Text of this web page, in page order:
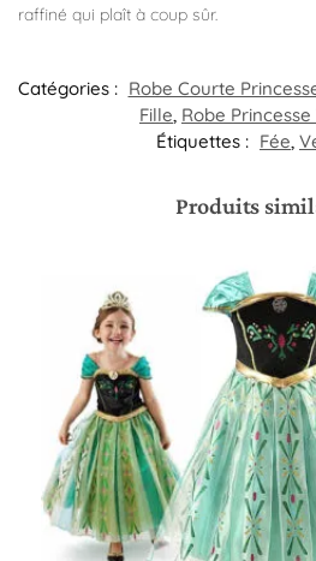
raffiné qui plaît à coup sûr.
Catégories : Robe Courte
Fille, Robe
Étiquettes : Fée,
Produits